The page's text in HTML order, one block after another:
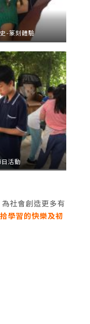
-篆刻體驗
日活動
社會創造更多有
學習的快樂及初